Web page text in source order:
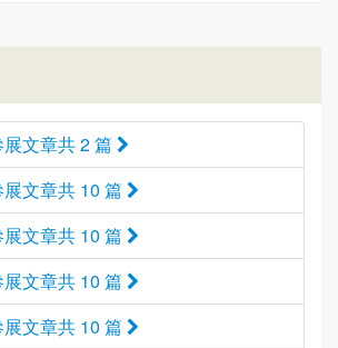
文章共 2 篇
文章共 10 篇
文章共 10 篇
文章共 10 篇
文章共 10 篇